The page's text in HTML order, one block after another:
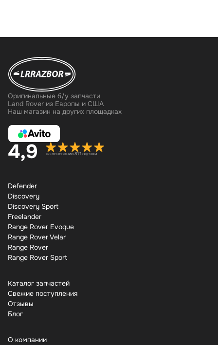
Оригинальные б/у запчасти
Land Rover из Европы и США
Наш магазин на других площадках
4,9 на основании 871 оценки
Defender
Discovery
Discovery Sport
Freelander
Range Rover Evoque
Range Rover Velar
Range Rover
Range Rover Sport
Каталог запчастей
Свежие поступления
Отзывы
Бло
О компании